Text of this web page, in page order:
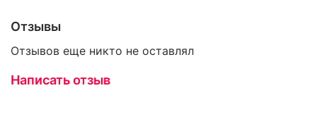
Отзывы
Отзывов еще никто не оставлял
Написать отзыв